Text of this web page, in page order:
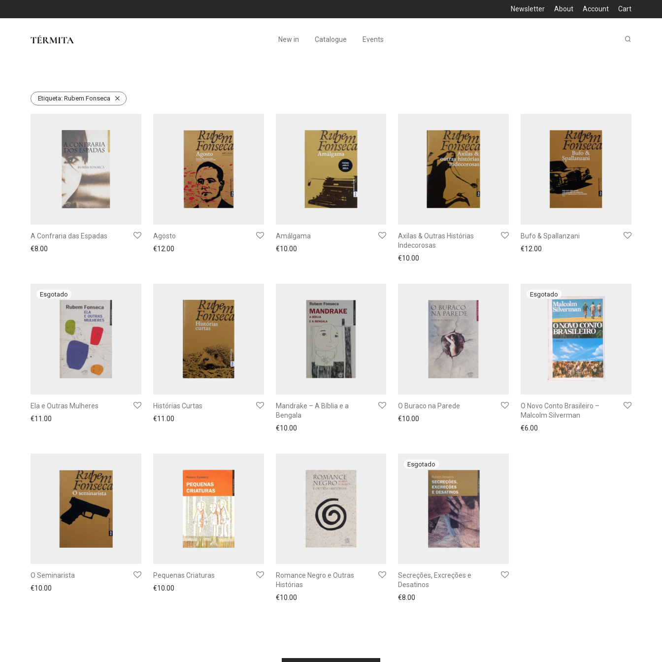
Newsletter About Account Cart
New in Catalogue Events
Etiqueta: Rubem Fonseca
A Confraria das Espadas
€8.00
Agosto
€12.00
Amálgama
€10.00
Axilas & Outras Histórias
Indecorosas
€10.00
Bufo & Spallanzani
€12.00
Ela e Outras Mulheres
€11.00
Histórias Curtas
€11.00
Mandrake – A Bíblia e a
Bengala
€10.00
O Buraco na Parede
€10.00
O Novo Conto Brasileiro –
Malcolm Silverman
€6.00
O Seminarista
€10.00
Pequenas Criaturas
€10.00
Romance Negro e Outras
Histórias
€10.00
Secreções, Excreções e
Desatinos
€8.00